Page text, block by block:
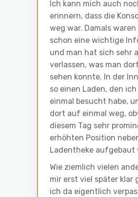
Ich kann mich auch
erinnern, dass die
weg war. Damals
schon eine wichtige
und man hat sich sehr
verlassen, was man
sehen konnte. In der
so einen Laden, den
einmal besucht habe,
dort auf einmal weg,
diesem Tag sehr
erhöhten Position
Ladentheke aufgebaut
Wie ziemlich vielen
mir erst viel später klar
ich da eigentlich